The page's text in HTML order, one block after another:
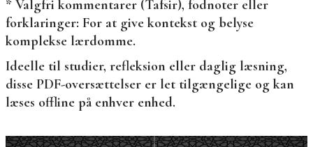
* Valgfri kommentarer (Tafsir), fodnoter eller
forklaringer: For at give kontekst og belyse
komplekse lærdomme.
Ideelle til studier, refleksion eller daglig læsning,
disse PDF-oversættelser er let tilgængelige og kan
læses offline på enhver enhed.